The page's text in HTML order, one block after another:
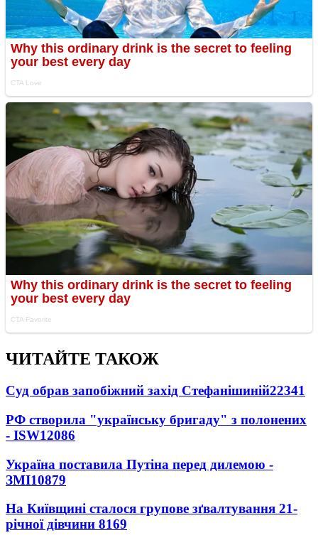
ЧИТАЙТЕ ТАКОЖ
Суд обрав запобіжний захід Стефанішиній22341
РФ створила "українську бригаду" з полонених
- ISW12086
Україна поставила Путіна перед дилемою -
ЗМІ10879
На Київщині сталося групове зґвалтування 21-
річної дівчини 8169